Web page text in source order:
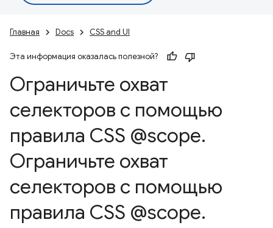
Главная Docs CSS and UI
Эта информация оказалась полезной?
Ограничьте охват
селекторов с помощью
правила CSS @scope.
Ограничьте охват
селекторов с помощью
правила CSS @scope.